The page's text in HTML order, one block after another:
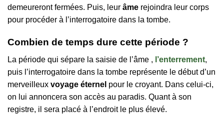
demeureront fermées. Puis, leur âme rejoindra leur corps
pour procéder à l’interrogatoire dans la tombe.
Combien de temps dure cette période ?
La période qui sépare la saisie de l’âme , l’enterrement,
puis l’interrogatoire dans la tombe représente le début d’un
merveilleux voyage éternel pour le croyant. Dans celui-ci,
on lui annoncera son accès au paradis. Quant à son
registre, il sera placé à l’endroit le plus élevé.